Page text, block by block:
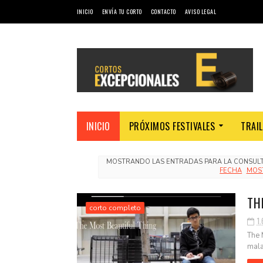
INICIO ENVÍA TU CORTO CONTACTO AVISO LEGAL
INICIO PRÓXIMOS FESTIVALES
MOSTRANDO LAS ENTRADAS PARA LA
FECHA
corto completo
The